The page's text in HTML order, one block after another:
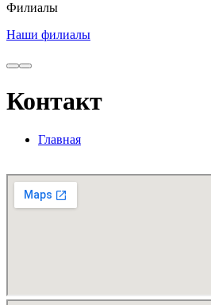
Филиалы
Наши филиалы
Контакт
Главная